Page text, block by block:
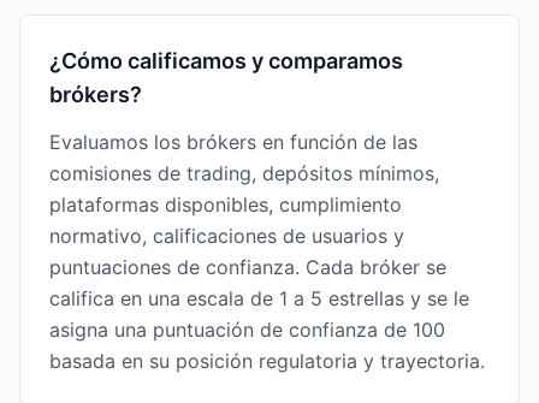
¿Cómo calificamos y comparamos
brókers?
Evaluamos los brókers en función de las
comisiones de trading, depósitos mínimos,
plataformas disponibles, cumplimiento
normativo, calificaciones de usuarios y
puntuaciones de confianza. Cada bróker se
califica en una escala de 1 a 5 estrellas y se le
asigna una puntuación de confianza de 100
basada en su posición regulatoria y trayectoria.